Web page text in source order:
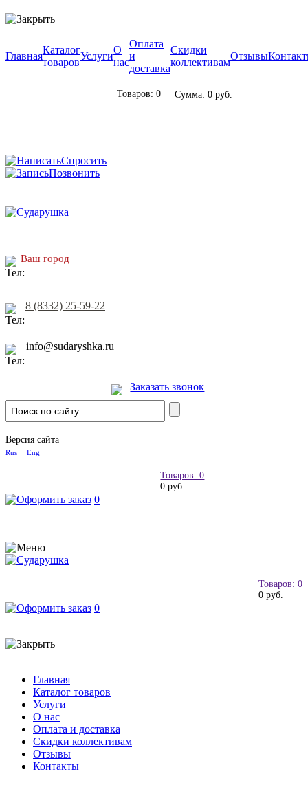
Главная
Каталог
товаров
Услуги
О
нас
Оплата
и
доставка
Скидки
коллективам
Отзывы
Товаров: 0 Сумма: 0 руб.
Спросить
Позвонить
Ваш город
8 (8332) 25-59-22
info@sudaryshka.ru
Заказать звонок
Версия сайта
Rus Eng
Товаров: 0
0 руб.
0
Товаров: 0
0 руб.
0
Главная
Каталог товаров
Услуги
О нас
Оплата и доставка
Скидки коллективам
Отзывы
Контакты